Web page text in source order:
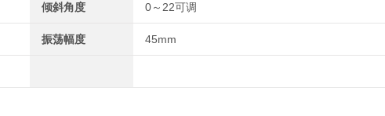
倾斜角度 0～22可调
振荡幅度 45mm